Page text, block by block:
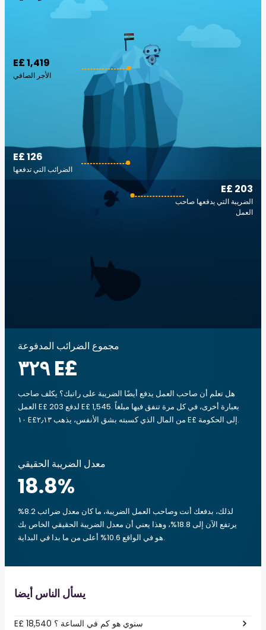
E£ 1,419
الأجر الصافي
E£ 203
الضريبة التي يدفعها صاحب
العمل
E£ 126
الضرائب التي تدفعها
مجموع الضرائب المدفوعة
‏٣٢٩ E£
هل تعلم أن صاحب العمل يدفع أيضًا الضريبة على راتبك؟ يكلف صاحب
العمل E£ 203 لدفع E£ 1,545. بعبارة أخرى، في كل مرة تنفق فيها مبلغاً
‏١٠ E£من المال الذي كسبته بشق الأنفس، يذهب ‏٢٫١٣ E£ إلى الحكومة.
معدل الضريبة الحقيقي
18.8%
لذلك، بدفعك أنت وصاحب العمل الضريبة، ما كان معدل ضرائب 8.2%
يرتفع الآن إلى 18.8%، وهذا يعني أن معدل الضريبة الحقيقي الخاص بك
هو في الواقع 10.6% أعلى من ما بدا في البداية.
يسأل الناس أيضا
E£ 18,540 سنوي هو كم في الساعة ؟